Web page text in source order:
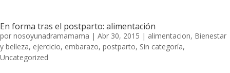
En forma tras el postparto: alimentación
por nosoyunadramamama | Abr 30, 2015 | alimentacion, Bienestar
y belleza, ejercicio, embarazo, postparto, Sin categoría,
Uncategorized